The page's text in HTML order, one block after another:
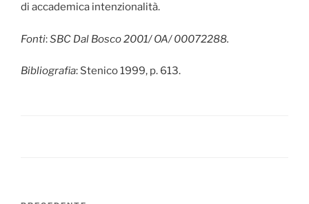
di accademica intenzionalità.
Fonti:SBC Dal Bosco 2001/ OA/ 00072288.
Bibliografia: Stenico 1999, p. 613.